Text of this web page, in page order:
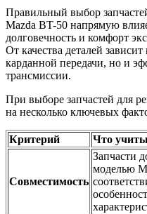
Правильный выбор
Mazda BT-50 напрямую
долговечность и комфорт
От качества деталей
карданной передачи, но и
трансмиссии.
При выборе запчастей для
на несколько ключевых
Критерий Что
Совместимость
Запчасти
моделью